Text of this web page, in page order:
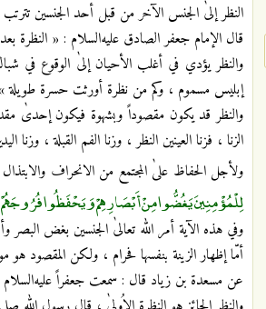
النظر إلىٰ الجنس الآخر من قبل أحد الجنسين تترتب
قال الإمام جعفر الصادق عليه‌السلام : « النظرة
والنظر يؤدي في أغلب الأحيان إلىٰ الوقوع في
إبليس مسموم ، وكم من نظرة أورثت حسرة طويلة
والنظر قد يكون مقصوداً وبشهوة فيكون إحدىٰ
الزنا ، فزنا العينين النظر ، وزنا الفم القبلة ،
ولأجل الحفاظ علىٰ المجتمع من الانحراف
لِلْمُؤْمِنِينَ يَغُضُّوا مِنْ أَبْصَارِهِمْ وَيَحْفَظُوا فُرُوجَهُمْ
وفي هذه الآية أمر الله تعالىٰ الجنسين بغض البصر
أمّا إظهار الزينة بنفسها فحرام ، ولكن المقصود هو
عن مسعدة بن زياد قال : سمعت جعفراً عليه‌السلام